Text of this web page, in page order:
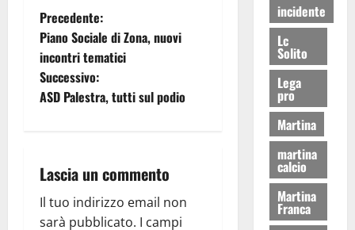
Precedente:
Piano Sociale di Zona, nuovi
incontri tematici
Successivo:
ASD Palestra, tutti sul podio
Lascia un commento
Il tuo indirizzo email non
sarà pubblicato. I campi
incidente
Lc
Solito
Lega
pro
Martina
martina
calcio
Martina
Franca